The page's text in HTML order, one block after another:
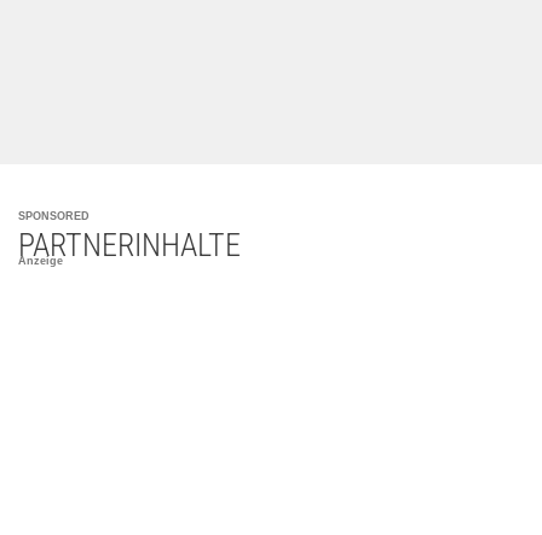
SPONSORED
PARTNERINHALTE
Anzeige